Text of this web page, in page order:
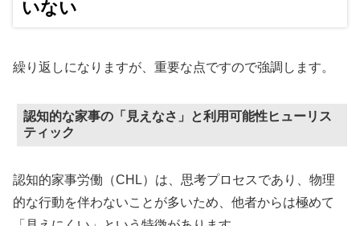
いない
繰り返しになりますが、重要な点ですので強調します。
認知的な家事の「見えなさ」と利用可能性ヒューリス
ティック
認知的家事労働（CHL）は、思考プロセスであり、物理
的な行動を伴わないことが多いため、他者からは極めて